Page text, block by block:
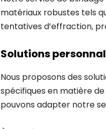
matériaux robustes tels
tentatives d’effraction,
Solutions
Nous proposons des
spécifiques en matière de
pouvons adapter notre